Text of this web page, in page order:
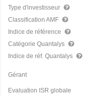
Type d'investisseur
Classification AMF
Indice de référence
Catégorie Quantalys
Indice de réf. Quantalys
Gérant
Evaluation ISR globale